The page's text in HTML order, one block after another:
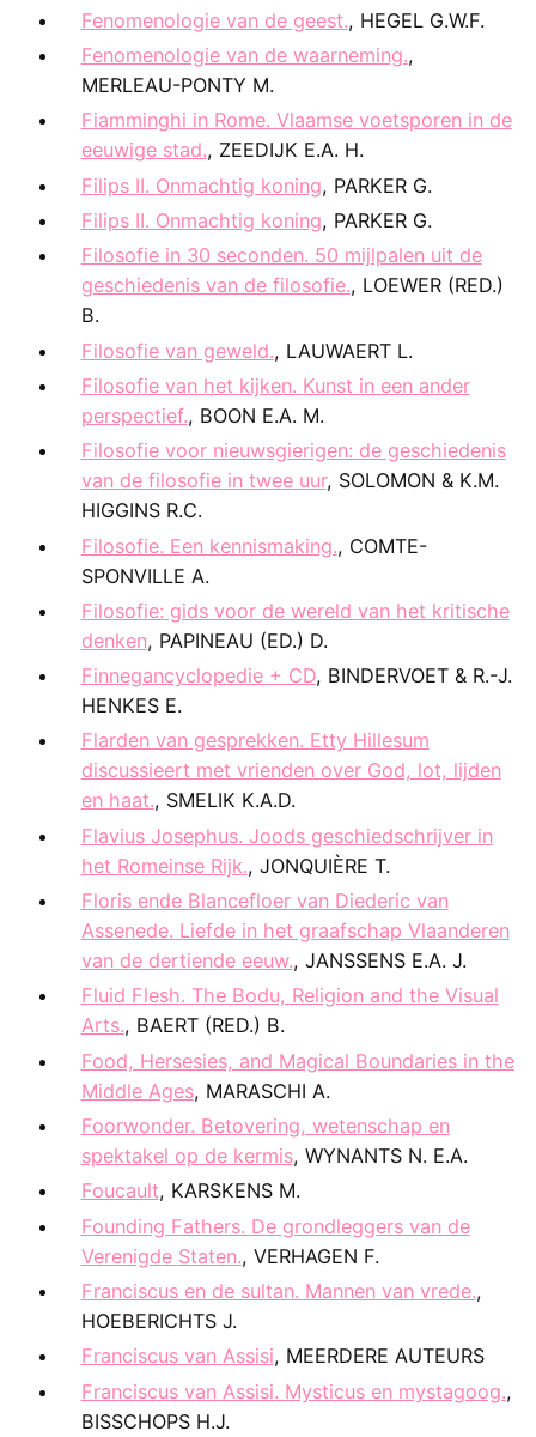
Fenomenologie van de geest., HEGEL G.W.F.
Fenomenologie van de waarneming.,
MERLEAU-PONTY M.
Fiamminghi in Rome. Vlaamse voetsporen in de
eeuwige stad., ZEEDIJK E.A. H.
Filips II. Onmachtig koning, PARKER G.
Filips II. Onmachtig koning, PARKER G.
Filosofie in 30 seconden. 50 mijlpalen uit de
geschiedenis van de filosofie., LOEWER (RED.)
B.
Filosofie van geweld., LAUWAERT L.
Filosofie van het kijken. Kunst in een ander
perspectief., BOON E.A. M.
Filosofie voor nieuwsgierigen: de geschiedenis
van de filosofie in twee uur, SOLOMON & K.M.
HIGGINS R.C.
Filosofie. Een kennismaking., COMTE-
SPONVILLE A.
Filosofie: gids voor de wereld van het kritische
denken, PAPINEAU (ED.) D.
Finnegancyclopedie + CD, BINDERVOET & R.-J.
HENKES E.
Flarden van gesprekken. Etty Hillesum
discussieert met vrienden over God, lot, lijden
en haat., SMELIK K.A.D.
Flavius Josephus. Joods geschiedschrijver in
het Romeinse Rijk., JONQUIÈRE T.
Floris ende Blancefloer van Diederic van
Assenede. Liefde in het graafschap Vlaanderen
van de dertiende eeuw., JANSSENS E.A. J.
Fluid Flesh. The Bodu, Religion and the Visual
Arts., BAERT (RED.) B.
Food, Hersesies, and Magical Boundaries in the
Middle Ages, MARASCHI A.
Foorwonder. Betovering, wetenschap en
spektakel op de kermis, WYNANTS N. E.A.
Foucault, KARSKENS M.
Founding Fathers. De grondleggers van de
Verenigde Staten., VERHAGEN F.
Franciscus en de sultan. Mannen van vrede.,
HOEBERICHTS J.
Franciscus van Assisi, MEERDERE AUTEURS
Franciscus van Assisi. Mysticus en mystagoog.,
BISSCHOPS H.J.